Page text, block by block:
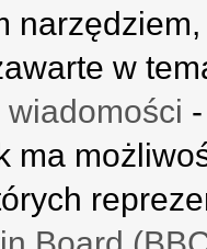
w
ma